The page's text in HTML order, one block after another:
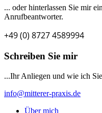
... oder hinterlassen Sie mir
Anrufbeantworter.
+49 (0) 8727 4589994
Schreiben Sie mir
...Ihr Anliegen und wie ich
info@mitterer-praxis.de
Über mich